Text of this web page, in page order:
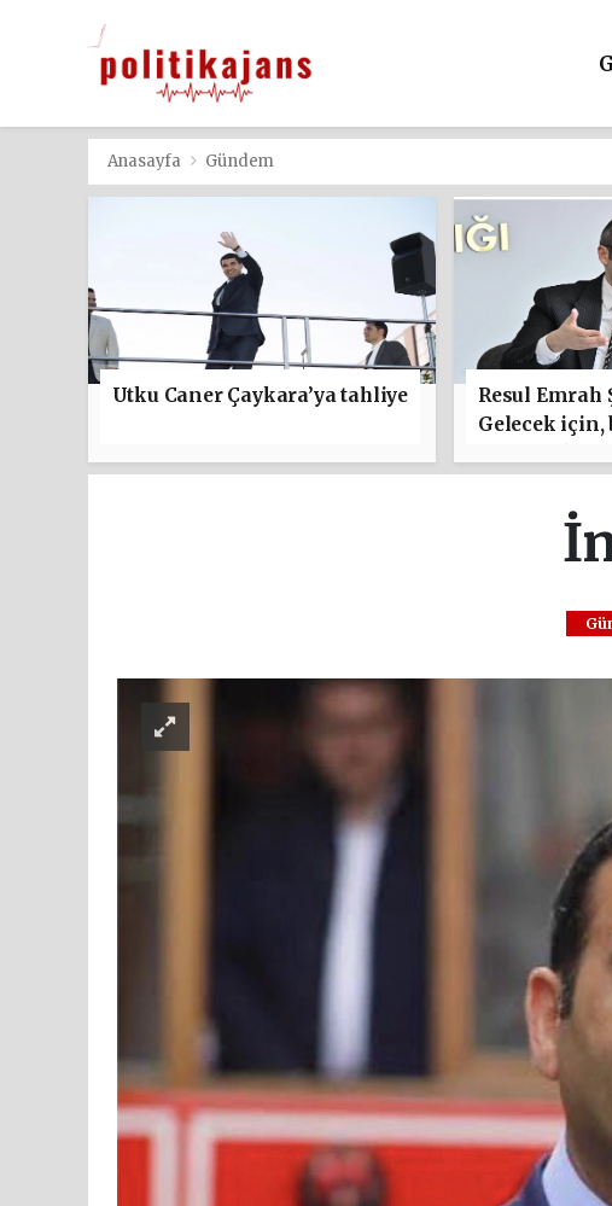
Anasayfa Gündem
Utku Caner Çaykara’ya tahliye
Resul Emrah
Gelecek için,